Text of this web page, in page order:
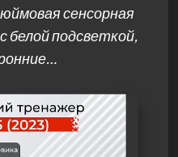
сенсорная
белой подсветкой,